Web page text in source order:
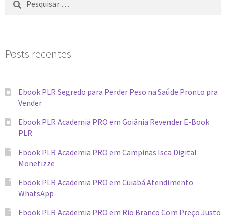
Posts recentes
Ebook PLR Segredo para Perder Peso na Saúde Pronto pra
Vender
Ebook PLR Academia PRO em Goiânia Revender E-Book
PLR
Ebook PLR Academia PRO em Campinas Isca Digital
Monetizze
Ebook PLR Academia PRO em Cuiabá Atendimento
WhatsApp
Ebook PLR Academia PRO em Rio Branco Com Preço Justo